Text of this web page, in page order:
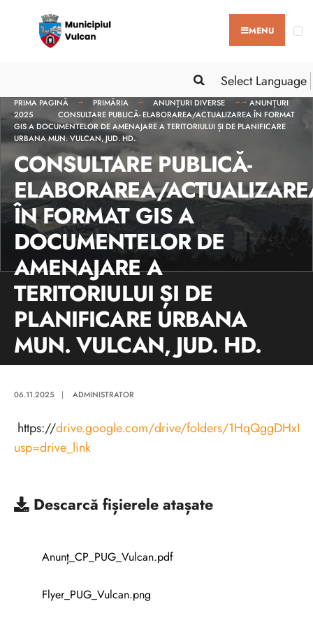
MENU
Select Language
PRIMA PAGINĂ PRIMĂRIA ANUNȚURI DIVERSE
ANUNȚURI
2025
CONSULTARE PUBLICĂ- ELABORAREA/ACTUALIZAREA ÎN FORMAT
GIS A DOCUMENTELOR DE AMENAJARE A TERITORIULUI ȘI DE PLANIFICARE
URBANA MUN. VULCAN, JUD. HD.
CONSULTARE PUBLICĂ-
ELABORAREA/
ÎN FORMAT GIS A
DOCUMENTELOR DE
AMENAJARE A
TERITORIULUI ȘI DE
PLANIFICARE URBANA
MUN. VULCAN, JUD. HD.
06.11.2025 | ADMINISTRATOR
https://drive.google.com/drive/folders/
usp=drive_link
Descarcă fișierele atașate
Anunț_CP_PUG_Vulcan.pdf
Flyer_PUG_Vulcan.png